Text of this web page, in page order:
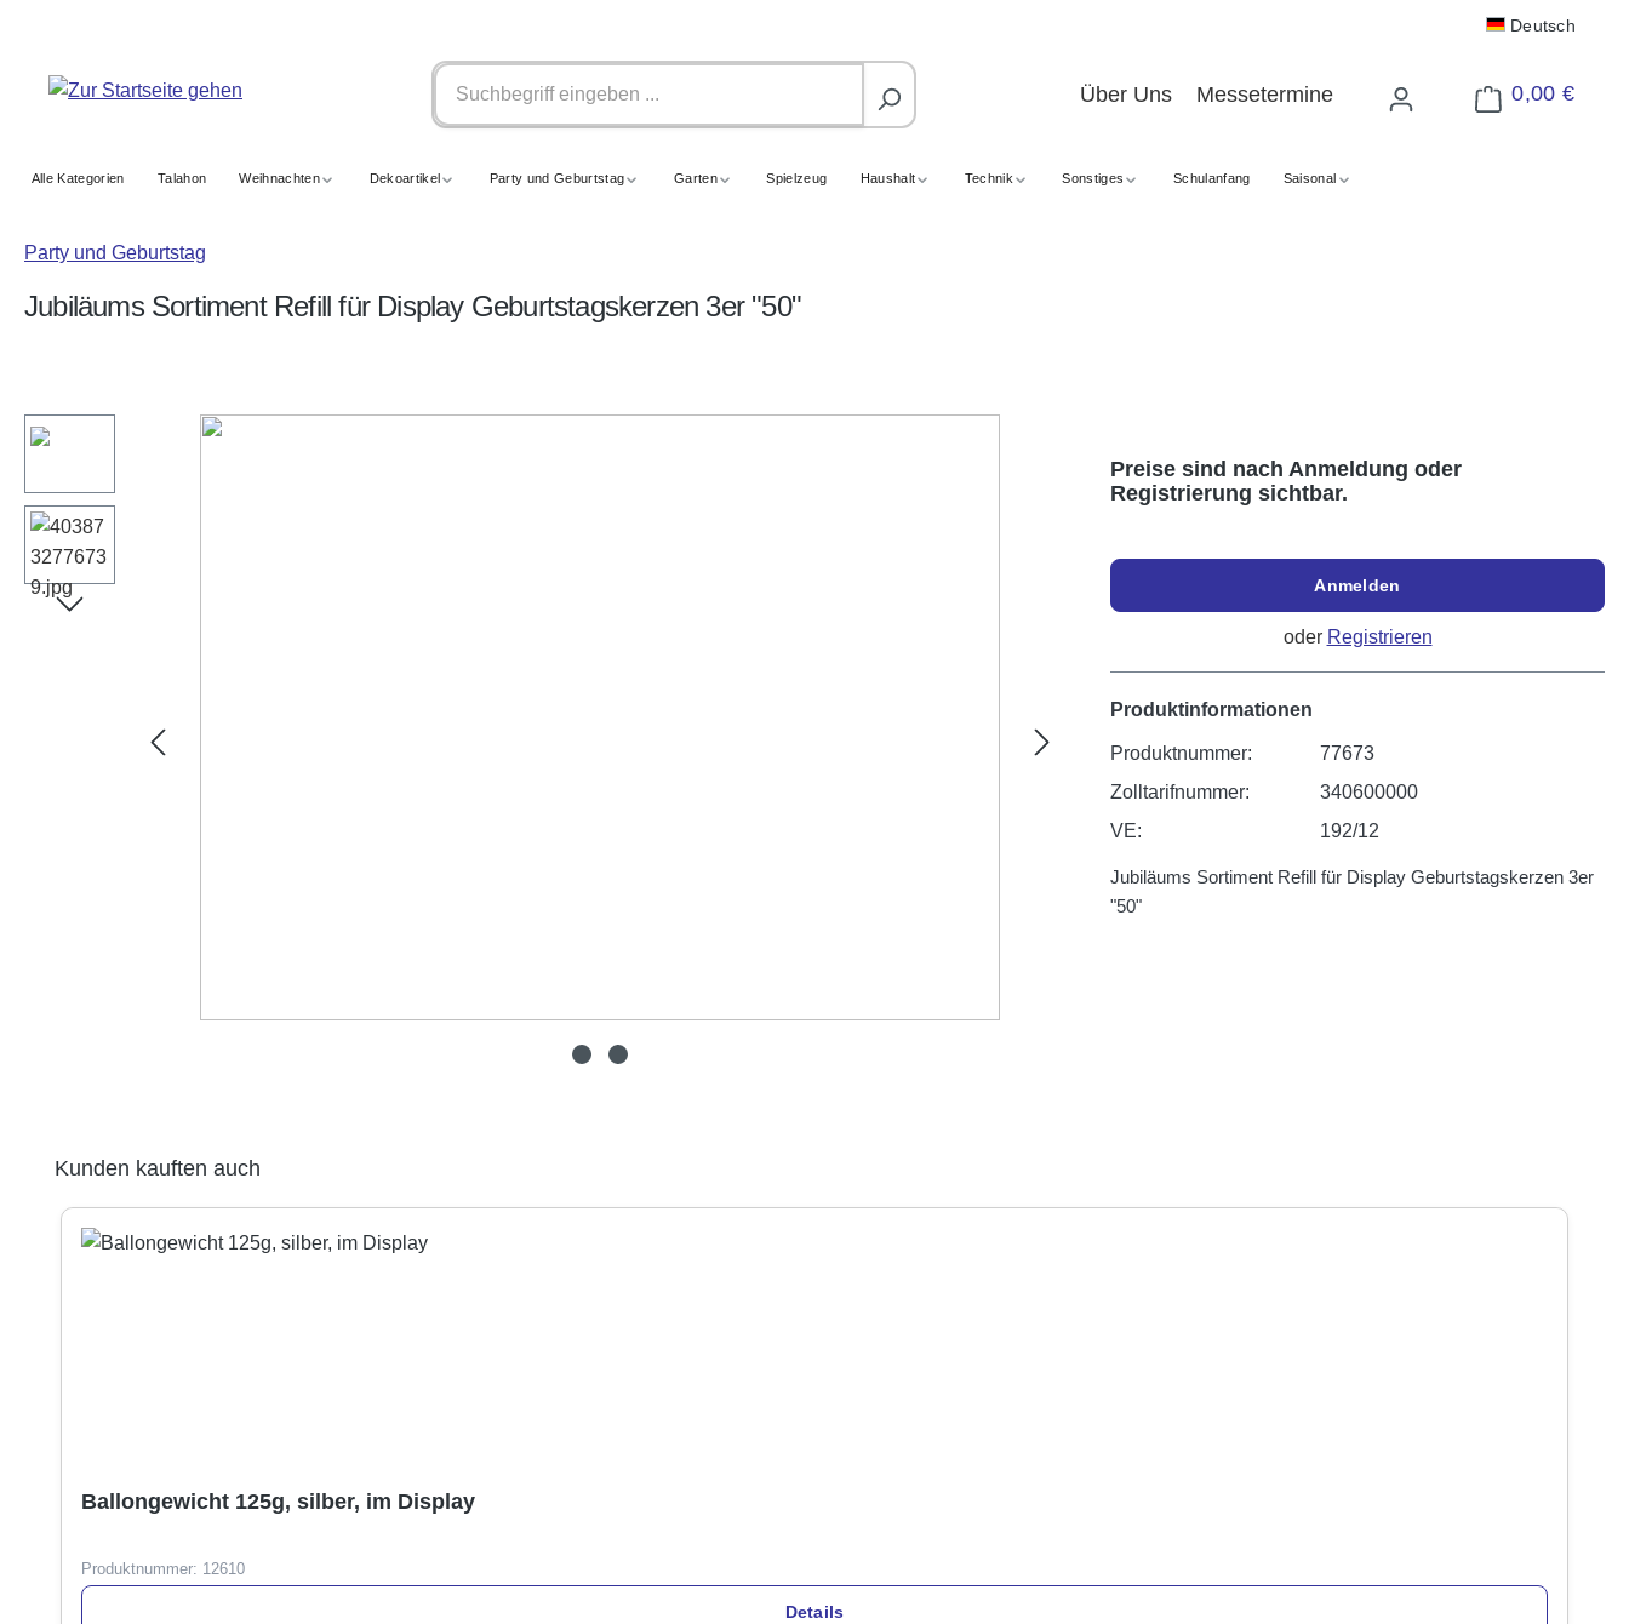
Deutsch
Über Uns Messetermine 0,00 €
Warenkorb enthält
Alle Kategorien Talahon Weihnachten Dekoartikel Party und Geburtstag Garten Spielzeug Haushalt Technik Sonstiges Schulanfang Saisonal
Party und Geburtstag
Jubiläums Sortiment Refill für Display Geburtstagskerzen 3er "50"
Bildergalerie überspringen
Preise sind nach Anmeldung oder
Registrierung sichtbar.
Anmelden
oder Registrieren
Produktinformationen
Produktnummer:
77673
Zolltarifnummer:
340600000
VE:
192/12
Jubiläums Sortiment Refill für Display Geburtstagskerzen 3er
"50"
Produktgalerie überspringen
Kunden kauften auch
Ballongewicht 125g, silber, im Display
Produktnummer: 12610
Details